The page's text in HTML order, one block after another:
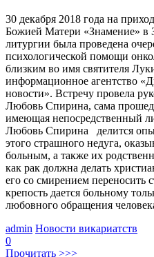
30 декабря 2018 года на
Божией Матери «Знамение» в
литургии была проведена
психологической помощи
близким во имя святителя
информационное агентство
новости». Встречу провела
Любовь Спирина, сама
имеющая непосредственный
Любовь Спирина делится
этого страшного недуга,
больным, а также их
как рак должна делать
его со смирением переносить
крепость дается больному
любовного обращения
admin Новости викариатств
0
Прочитать >>>